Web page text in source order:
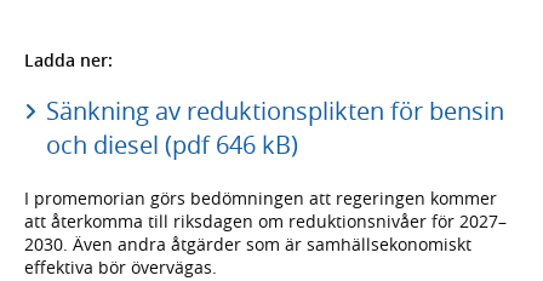
Ladda ner:
Sänkning av reduktionsplikten för bensin
och diesel (pdf 646 kB)
I promemorian görs bedömningen att regeringen kommer
att återkomma till riksdagen om reduktionsnivåer för 2027–
2030. Även andra åtgärder som är samhällsekonomiskt
effektiva bör övervägas.